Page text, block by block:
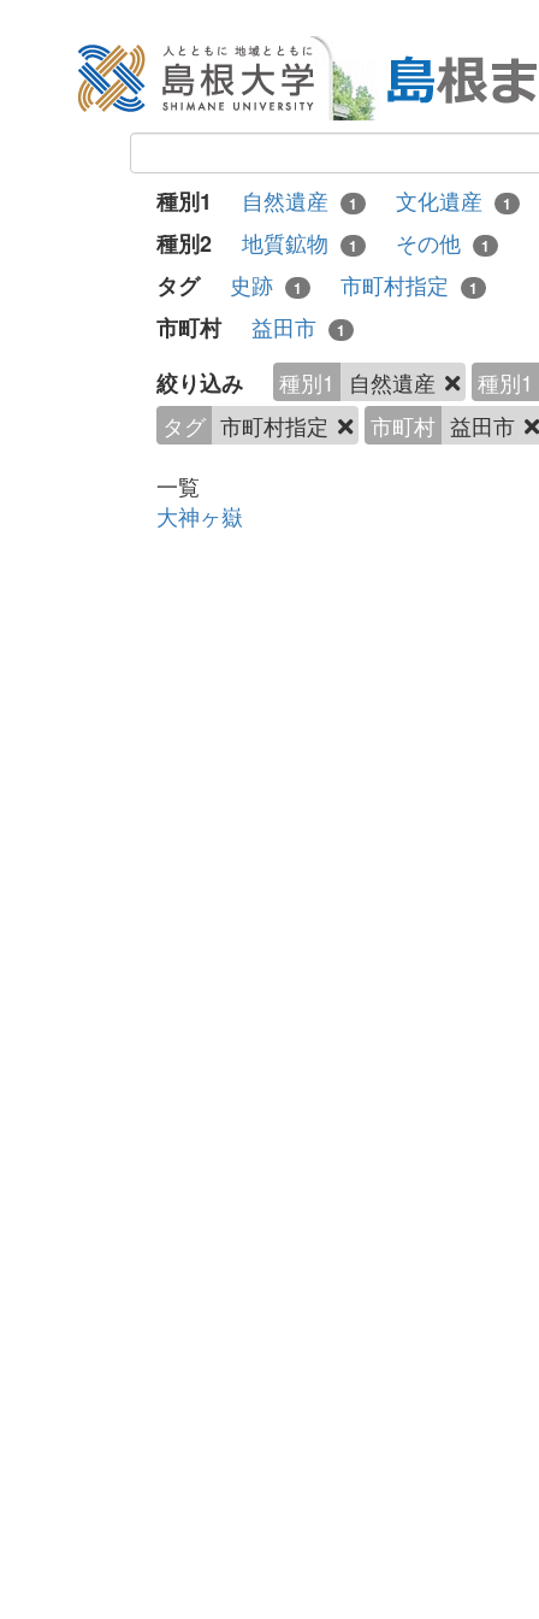
種別1 自然遺産 1 文化遺産 1
種別2 地質鉱物 1 その他 1
タグ 史跡 1 市町村指定 1
市町村 益田市 1
絞り込み 種別1 自然遺産
種別1
タグ 市町村指定 市町村 益田市
一覧
大神ヶ嶽